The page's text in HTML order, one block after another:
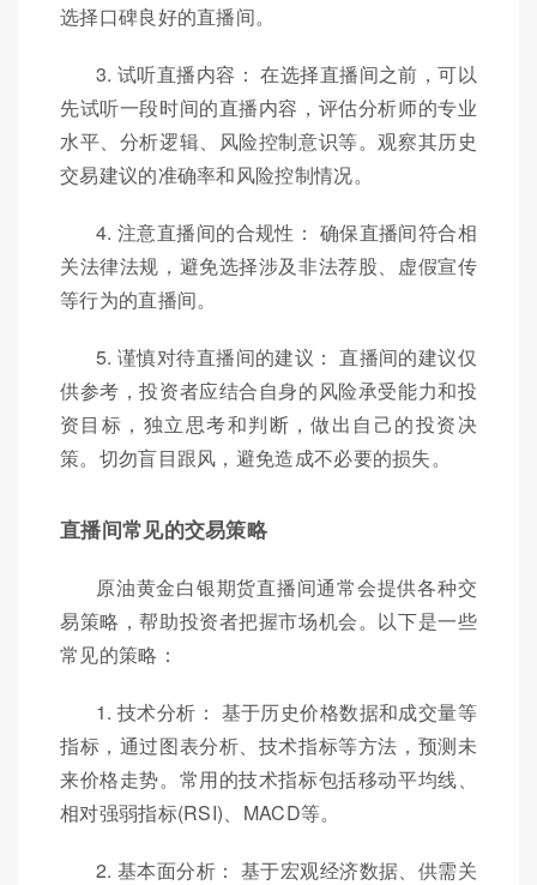
选择口碑良好的直播间。
3. 试听直播内容： 在选择直播间之前，可以
先试听一段时间的直播内容，评估分析师的专业
水平、分析逻辑、风险控制意识等。观察其历史
交易建议的准确率和风险控制情况。
4. 注意直播间的合规性： 确保直播间符合相
关法律法规，避免选择涉及非法荐股、虚假宣传
等行为的直播间。
5. 谨慎对待直播间的建议： 直播间的建议仅
供参考，投资者应结合自身的风险承受能力和投
资目标，独立思考和判断，做出自己的投资决
策。切勿盲目跟风，避免造成不必要的损失。
直播间常见的交易策略
原油黄金白银期货直播间通常会提供各种交
易策略，帮助投资者把握市场机会。以下是一些
常见的策略：
1. 技术分析： 基于历史价格数据和成交量等
指标，通过图表分析、技术指标等方法，预测未
来价格走势。常用的技术指标包括移动平均线、
相对强弱指标(RSI)、MACD等。
2. 基本面分析： 基于宏观经济数据、供需关